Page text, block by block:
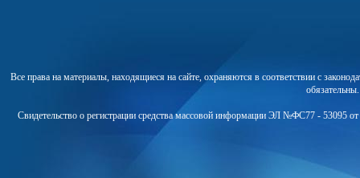
Все права на материалы, находящиеся на сайте, охраняются в соответствии с
Свидетельство о регистрации средства массовой информации ЭЛ №ФС77 - 53095